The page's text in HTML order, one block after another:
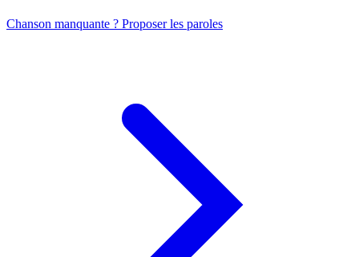
Chanson manquante ? Proposer les paroles